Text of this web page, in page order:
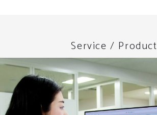
Service / Product